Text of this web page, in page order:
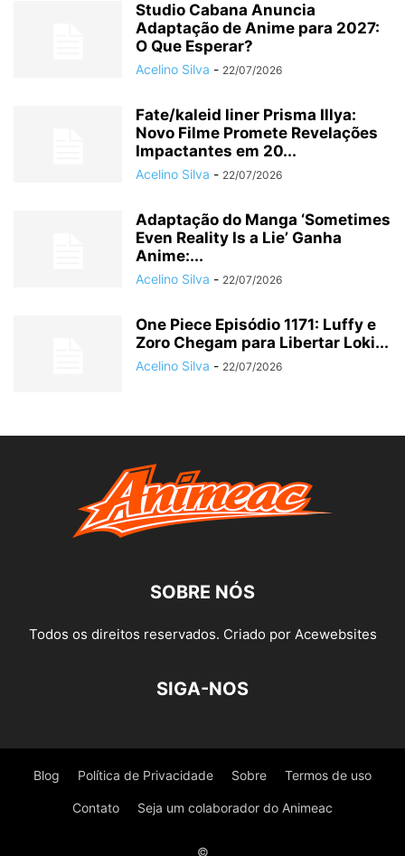
Studio Cabana Anuncia
Adaptação de Anime para 2027:
O Que Esperar?
Acelino Silva - 22/07/2026
Fate/kaleid liner Prisma Illya:
Novo Filme Promete Revelações
Impactantes em 20...
Acelino Silva - 22/07/2026
Adaptação do Manga ‘Sometimes
Even Reality Is a Lie’ Ganha
Anime:...
Acelino Silva - 22/07/2026
One Piece Episódio 1171: Luffy e
Zoro Chegam para Libertar Loki...
Acelino Silva - 22/07/2026
SOBRE NÓS
Todos os direitos reservados. Criado por Acewebsites
SIGA-NOS
Blog Política de Privacidade Sobre Termos de uso
Contato Seja um colaborador do Animeac
©